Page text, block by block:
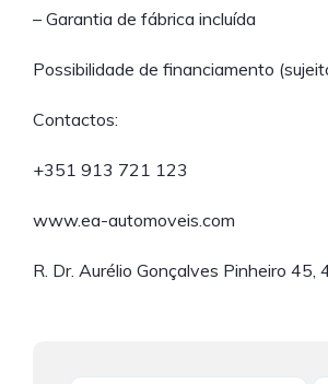
– Garantia de fábrica incluída
Possibilidade de financiamento
Contactos:
+351 913 721 123
www.ea-automoveis.com
R. Dr. Aurélio Gonçalves Pinheiro